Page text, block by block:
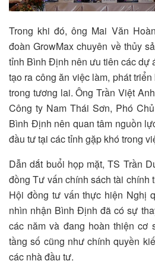
Trong khi đó, ông Mai Văn
đoàn GrowMax chuyên về thủy
tỉnh Bình Định nên ưu tiên các dự
tạo ra công ăn việc làm, phát
trong tương lai. Ông Trần Việt
Công ty Nam Thái Sơn, Phó
Bình Định nên quan tâm nguồn
đầu tư tại các tỉnh gặp khó trong
Dẫn dắt buổi họp mặt, TS Trần
đồng Tư vấn chính sách tài chính
Hội đồng tư vấn thực hiện Nghị
nhìn nhận Bình Định đã có sự
các năm và đang hoàn thiện cơ
tầng số cũng như chính quyền
các nhà đầu tư.